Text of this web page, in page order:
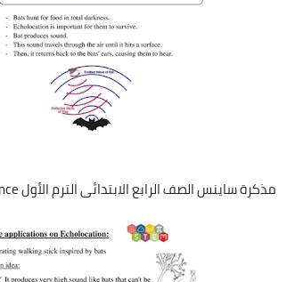
مذكرة ساينس الصف الرابع الابتدائى الترم الأول primary 4 science